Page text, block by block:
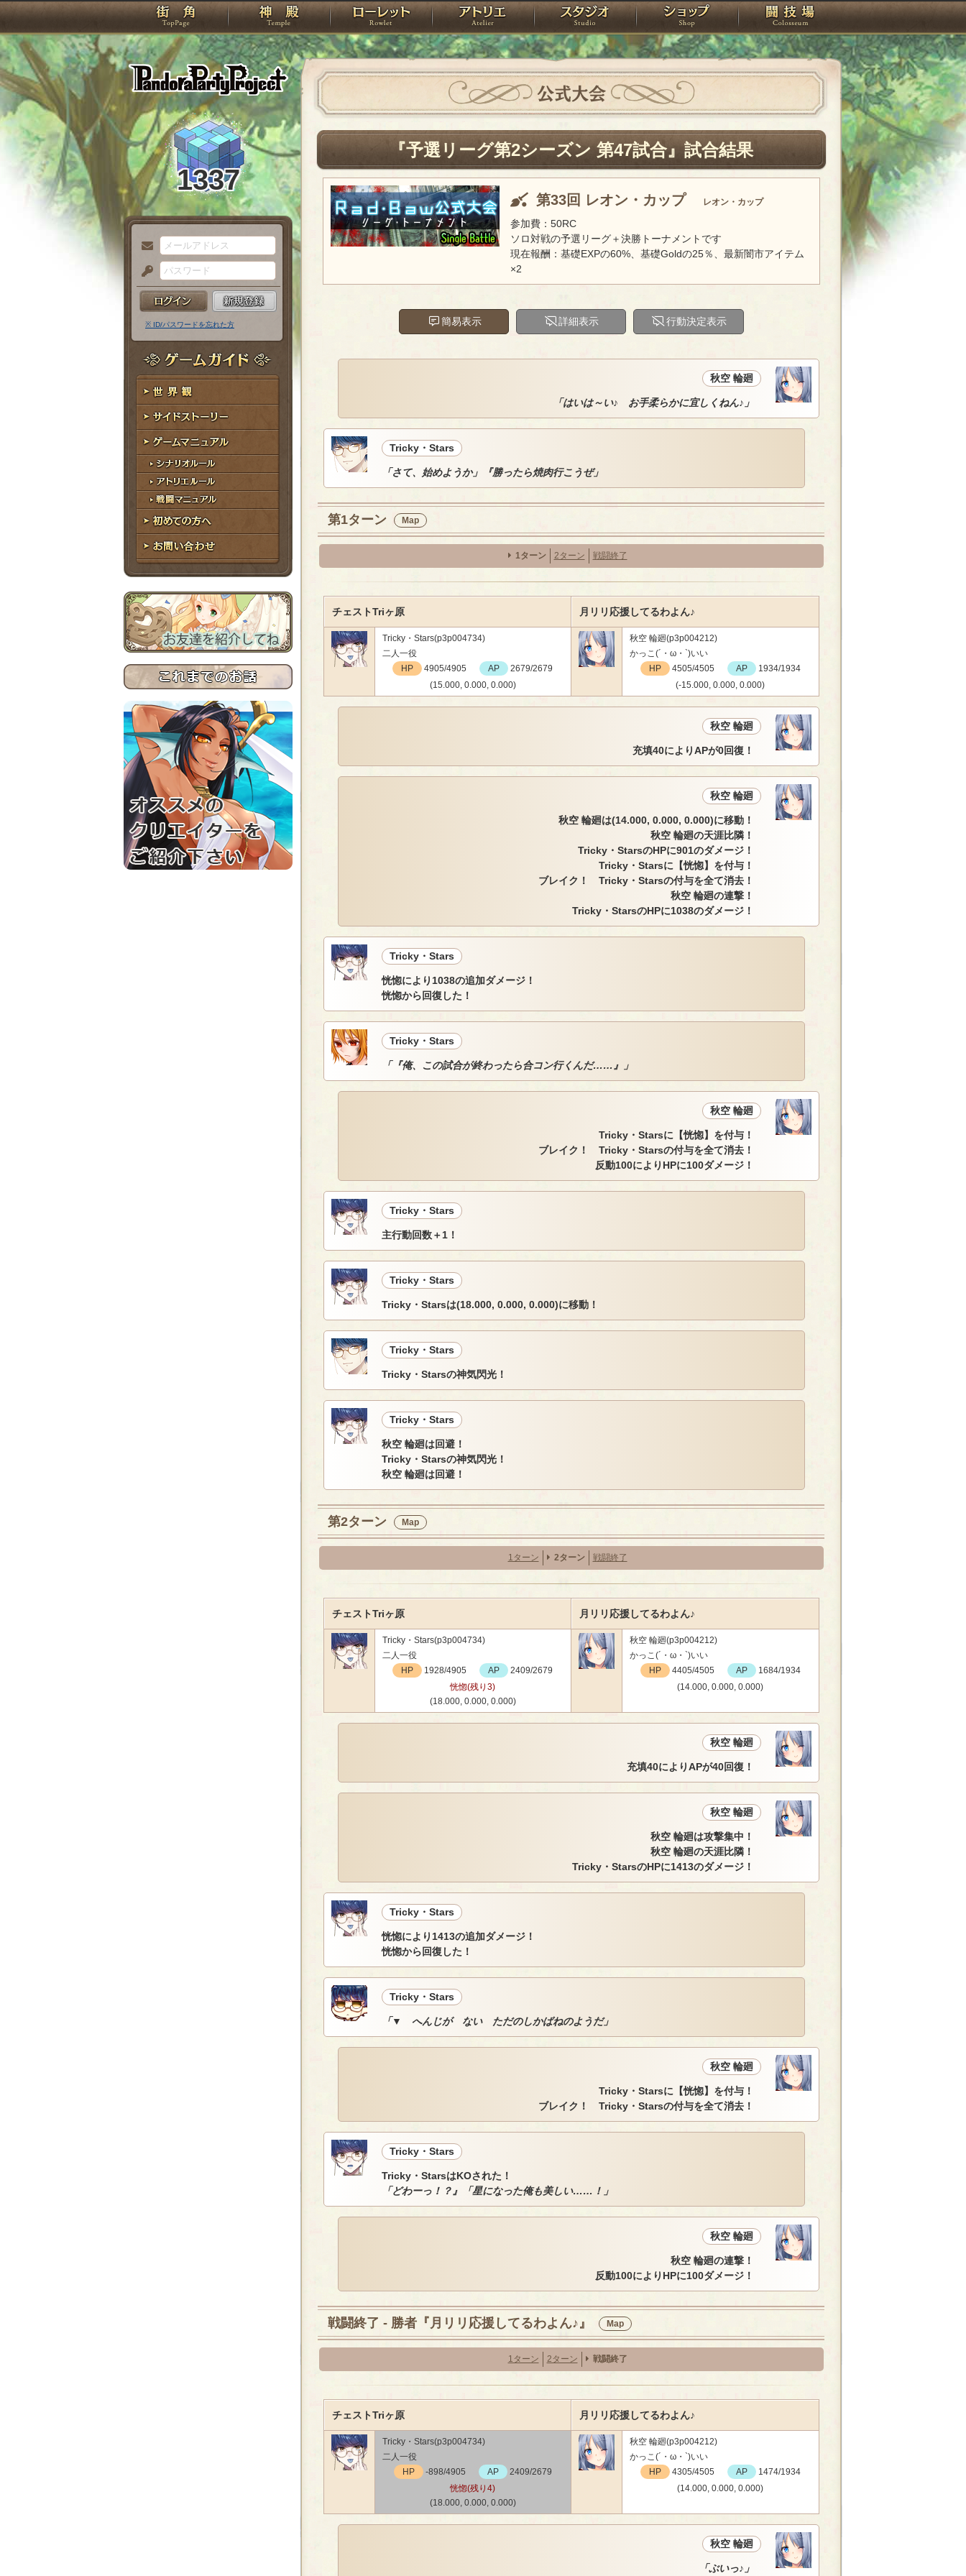
PandoraPartyProject
TOP 神殿 ローレット アトリエ スタジオ ショップ 闘技場
1337
メ
ー
ル
ア
ド
レ
ス
パ
ス
ー
ド
※ ID/パスワードを忘れた方
ゲームガイド
世界観
サイドストーリー
ゲームマニュアル
シナリオルール
アトリエルール
戦闘マニュアル
初めての方へ
お問い合わせ
公式大会
『予選リーグ第2シーズン 第47試合』試合結果
第33回 レオン・カップ レオン・カップ
参加費：50RC
ソロ対戦の予選リーグ＋決勝トーナメントです
現在報酬：基礎EXPの60%、基礎Goldの25％、最新闇市アイテム
×2
簡易表示 詳細表示 行動決定表示
秋空 輪廻
「はいは～い♪ お手柔らかに宜しくねん♪」
Tricky・Stars
「さて、始めようか」『勝ったら焼肉行こうぜ」
第1ターン Map
1ターン 2ターン 戦闘終了
チェストTriヶ原 月リリ応援してるわよん♪
Tricky・Stars(p3p004734)
二人一役
HP
4905/4905 AP
2679/2679
(15.000, 0.000, 0.000)
秋空 輪廻(p3p004212)
かっこ(´・ω・`)いい
HP
4505/4505 AP
1934/1934
(-15.000, 0.000, 0.000)
秋空 輪廻
充填40によりAPが0回復！
秋空 輪廻
秋空 輪廻は(14.000, 0.000, 0.000)に移動！
秋空 輪廻の天涯比隣！
Tricky・StarsのHPに901のダメージ！
Tricky・Starsに【恍惚】を付与！
ブレイク！ Tricky・Starsの付与を全て消去！
秋空 輪廻の連撃！
Tricky・StarsのHPに1038のダメージ！
Tricky・Stars
恍惚により1038の追加ダメージ！
恍惚から回復した！
Tricky・Stars
「『俺、この試合が終わったら合コン行くんだ……』」
秋空 輪廻
Tricky・Starsに【恍惚】を付与！
ブレイク！ Tricky・Starsの付与を全て消去！
反動100によりHPに100ダメージ！
Tricky・Stars
主行動回数＋1！
Tricky・Stars
Tricky・Starsは(18.000, 0.000, 0.000)に移動！
Tricky・Stars
Tricky・Starsの神気閃光！
Tricky・Stars
秋空 輪廻は回避！
Tricky・Starsの神気閃光！
秋空 輪廻は回避！
第2ターン Map
1ターン 2ターン 戦闘終了
チェストTriヶ原 月リリ応援してるわよん♪
Tricky・Stars(p3p004734)
二人一役
HP
1928/4905 AP
2409/2679
恍惚(残り3)
(18.000, 0.000, 0.000)
秋空 輪廻(p3p004212)
かっこ(´・ω・`)いい
HP
4405/4505 AP
1684/1934
(14.000, 0.000, 0.000)
秋空 輪廻
充填40によりAPが40回復！
秋空 輪廻
秋空 輪廻は攻撃集中！
秋空 輪廻の天涯比隣！
Tricky・StarsのHPに1413のダメージ！
Tricky・Stars
恍惚により1413の追加ダメージ！
恍惚から回復した！
Tricky・Stars
「▼ へんじが ない ただのしかばねのようだ」
秋空 輪廻
Tricky・Starsに【恍惚】を付与！
ブレイク！ Tricky・Starsの付与を全て消去！
Tricky・Stars
Tricky・StarsはKOされた！
「どわーっ！？』「星になった俺も美しい……！」
秋空 輪廻
秋空 輪廻の連撃！
反動100によりHPに100ダメージ！
戦闘終了 - 勝者『月リリ応援してるわよん♪』 Map
1ターン 2ターン 戦闘終了
チェストTriヶ原 月リリ応援してるわよん♪
Tricky・Stars(p3p004734)
二人一役
HP
-898/4905 AP
2409/2679
恍惚(残り4)
(18.000, 0.000, 0.000)
秋空 輪廻(p3p004212)
かっこ(´・ω・`)いい
HP
4305/4505 AP
1474/1934
(14.000, 0.000, 0.000)
秋空 輪廻
「ぶいっ♪」